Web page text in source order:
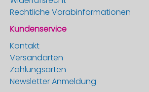
Rechtliche Vorabinformationen
Kundenservice
Kontakt
Versandarten
Zahlungsarten
Newsletter Anmeldung